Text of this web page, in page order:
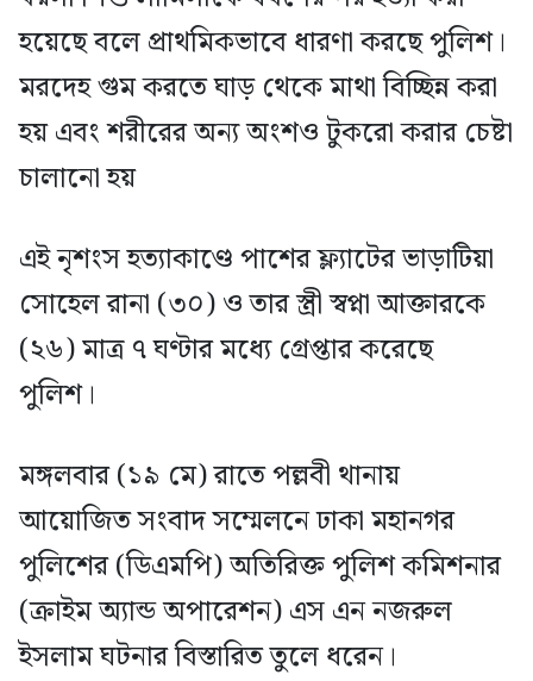
হয়েছে বলে প্রাথমিকভাবে ধারণা করছে পুলিশ।
মরদেহ গুম করতে ঘাড় থেকে মাথা বিচ্ছিন্ন করা
হয় এবং শরীরের অন্য অংশও টুকরো করার চেষ্টা
চালানো হয়
এই নৃশংস হত্যাকাণ্ডে পাশের ফ্ল্যাটের ভাড়াটিয়া
সোহেল রানা (৩০) ও তার স্ত্রী স্বপ্না আক্তারকে
(২৬) মাত্র ৭ ঘণ্টার মধ্যে গ্রেপ্তার করেছে
পুলিশ।
মঙ্গলবার (১৯ মে) রাতে পল্লবী থানায়
আয়োজিত সংবাদ সম্মেলনে ঢাকা মহানগর
পুলিশের (ডিএমপি) অতিরিক্ত পুলিশ কমিশনার
(ক্রাইম অ্যান্ড অপারেশন) এস এন নজরুল
ইসলাম ঘটনার বিস্তারিত তুলে ধরেন।